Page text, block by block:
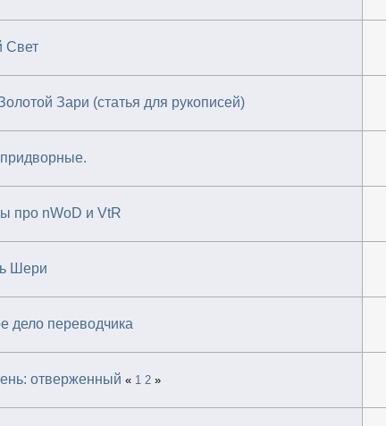
Свет
Зари (статья для рукописей)
про nWoD и VtR
Шери
дело переводчика
отверженный « 1 2 »